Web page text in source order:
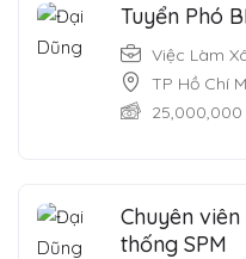
Tuyển Phó
Việc Làm
TP Hồ Chí
25,000,000
Chuyên
thống SPM